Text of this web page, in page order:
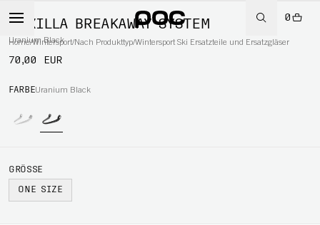
0
Home/Wintersport/Nach Produkttyp/Wintersport Ski Ersatzteile und Ersatzgläser
MAXILLA BREAKAWAY SYSTEM
Uranium Black
70,00 EUR
FARBEUranium Black
GRÖSSE
ONE SIZE